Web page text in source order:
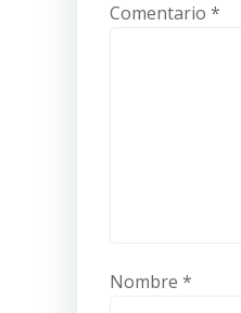
Comentario *
Nombre *